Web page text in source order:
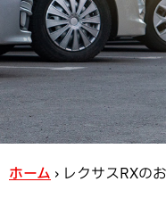
ホーム › レクサスRXの